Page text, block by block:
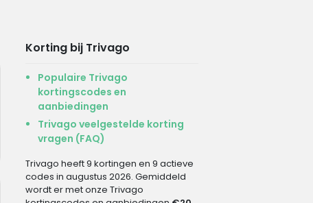
Korting bij Trivago
Populaire Trivago
kortingscodes en
aanbiedingen
Trivago veelgestelde korting
vragen (FAQ)
Trivago heeft 9 kortingen en 9 actieve
codes in augustus 2026. Gemiddeld
wordt er met onze Trivago